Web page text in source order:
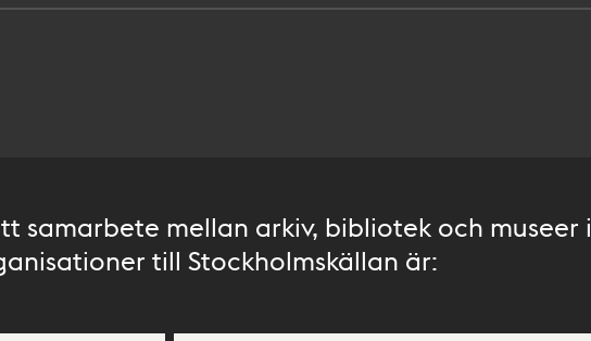
samarbete mellan arkiv, bibliotek och museer i
till Stockholmskällan är: